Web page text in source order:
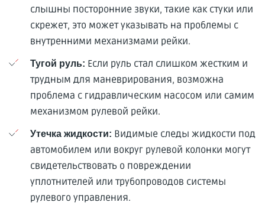
слышны посторонние звуки, такие как стуки или
скрежет, это может указывать на проблемы с
внутренними механизмами рейки.
Тугой руль: Если руль стал слишком жестким и
трудным для маневрирования, возможна
проблема с гидравлическим насосом или самим
механизмом рулевой рейки.
Утечка жидкости: Видимые следы жидкости под
автомобилем или вокруг рулевой колонки могут
свидетельствовать о повреждении
уплотнителей или трубопроводов системы
рулевого управления.